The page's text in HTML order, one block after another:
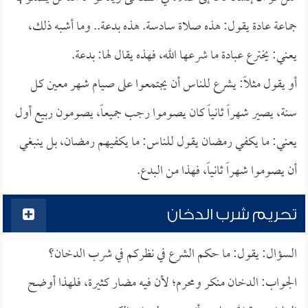
جماعة عادة يقول: هذه صلاة سادسة. هذه بدعة.. وما أشبه ذلك،
يعني: يخترع عبادة ما شرعها الله، فهذه يقال لها: بدعة.
أو يقول مثلاً: يشرع للناس أن يجتمعوا على صيام شهر معين كل
سنة، يصير شهراً ثانياً كان يصوموا رجب جميعاً، يصومون ربيع أول
يعني: ما يكفي رمضان يقول للناس: ما يكفيهم رمضان، بل ينبغي
أن يصوموا شهراً ثانياً، فهذا من البدع.
تحريم شرب الدخان
السؤال: يقول: ما حكم الشرع في نظركم في شرب الدخان؟
الجواب: الدخان منكر ومحرم؛ لأن فيه مضار كثيرة، فلهذا أوضح